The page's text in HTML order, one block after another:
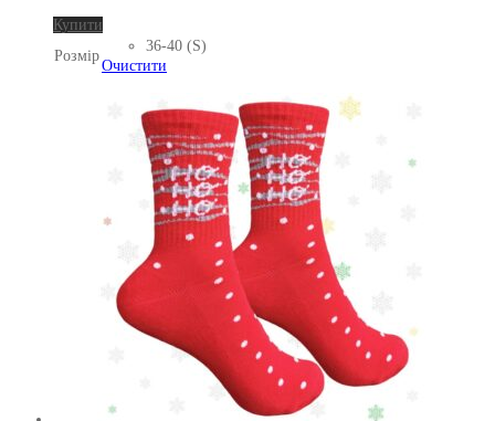
Купити
товар
має
Параметри
можна
вибрати
сторінці
товару
Розмір
36-40 (S)
Очистити